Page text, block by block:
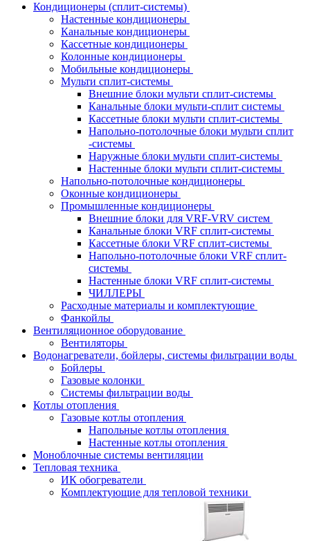
Кондиционеры (сплит-системы)
Настенные кондиционеры
Канальные кондиционеры
Кассетные кондиционеры
Колонные кондиционеры
Мобильные кондиционеры
Мульти сплит-системы
Внешние блоки мульти сплит-системы
Канальные блоки мульти-сплит системы
Кассетные блоки мульти сплит-системы
Напольно-потолочные блоки мульти сплит
-системы
Наружные блоки мульти сплит-системы
Настенные блоки мульти сплит-системы
Напольно-потолочные кондиционеры
Оконные кондиционеры
Промышленные кондиционеры
Внешние блоки для VRF-VRV систем
Канальные блоки VRF сплит-системы
Кассетные блоки VRF сплит-системы
Напольно-потолочные блоки VRF сплит-
системы
Настенные блоки VRF сплит-системы
ЧИЛЛЕРЫ
Расходные материалы и комплектующие
Фанкойлы
Вентиляционное оборудование
Вентиляторы
Водонагреватели, бойлеры, системы фильтрации воды
Бойлеры
Газовые колонки
Системы фильтрации воды
Котлы отопления
Газовые котлы отопления
Напольные котлы отопления
Настенные котлы отопления
Моноблочные системы вентиляции
Тепловая техника
ИК обогреватели
Комплектующие для тепловой техники